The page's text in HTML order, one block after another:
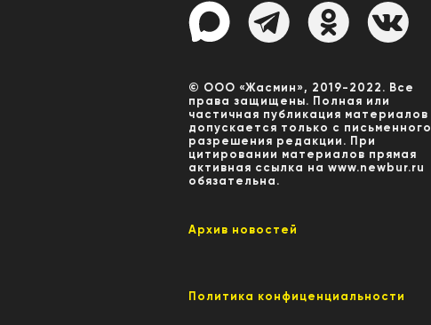
© ООО «Жасмин», 2019-2022. Все
права защищены. Полная или
частичная публикация материалов
допускается только с письменного
разрешения редакции. При
цитировании материалов прямая
активная ссылка на www.newbur.ru
обязательна.
Архив новостей
Политика конфиценциальности